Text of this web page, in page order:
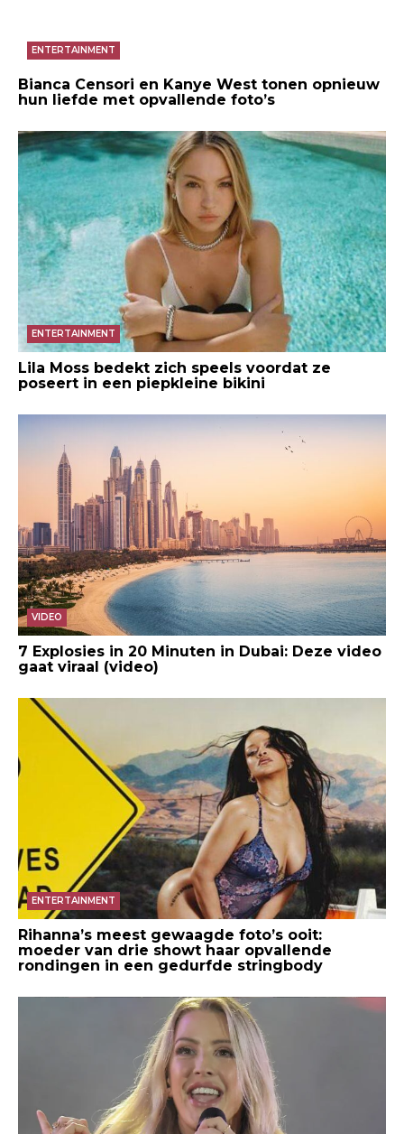
ENTERTAINMENT
Bianca Censori en Kanye West tonen opnieuw
hun liefde met opvallende foto’s
ENTERTAINMENT
Lila Moss bedekt zich speels voordat ze
poseert in een piepkleine bikini
VIDEO
7 Explosies in 20 Minuten in Dubai: Deze video
gaat viraal (video)
ENTERTAINMENT
Rihanna’s meest gewaagde foto’s ooit:
moeder van drie showt haar opvallende
rondingen in een gedurfde stringbody